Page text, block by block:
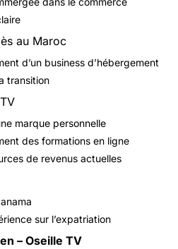
au Maroc
d’un business d’hébergement
transition
marque personnelle
des formations en ligne
de revenus actuelles
sur l’expatriation
– Oseille TV